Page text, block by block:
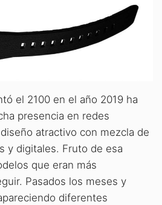
el 2100 en el año 2019 ha
presencia en redes
atractivo con mezcla de
y digitales. Fruto de esa
que eran más
Pasados los meses y
diferentes